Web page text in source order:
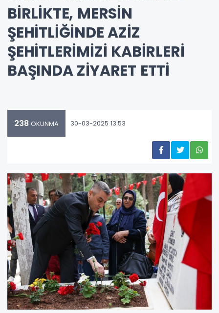
BİRLİKTE, MERSİN
ŞEHİTLİĞİNDE AZİZ
ŞEHİTLERİMİZİ KABİRLERİ
BAŞINDA ZİYARET ETTİ
238 OKUNMA 30-03-2025 13:53